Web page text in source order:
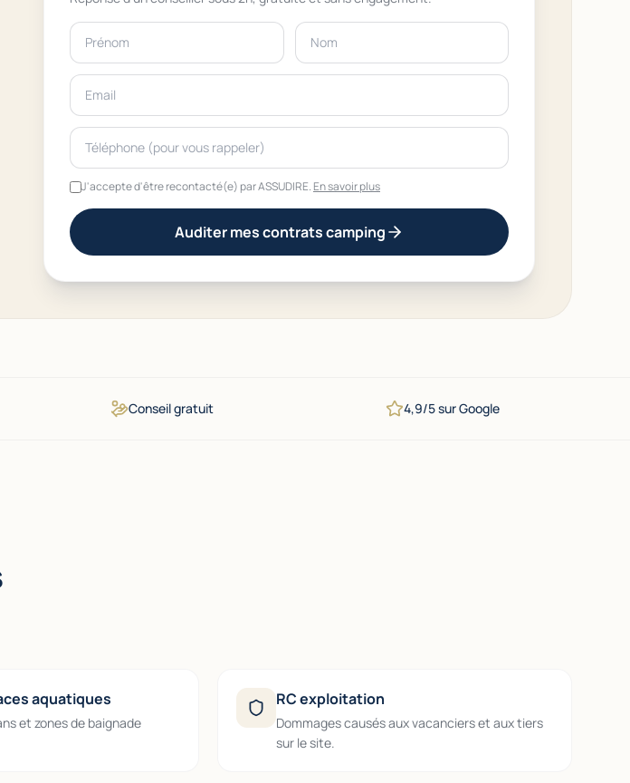
J'accepte d'être recontacté(e) par ASSUDIRE. En savoir plus
Auditer mes contrats camping
Conseil gratuit 4,9/5 sur Google
aquatiques
et zones de baignade
RC exploitation
Dommages causés aux vacanciers et aux tiers
sur le site.